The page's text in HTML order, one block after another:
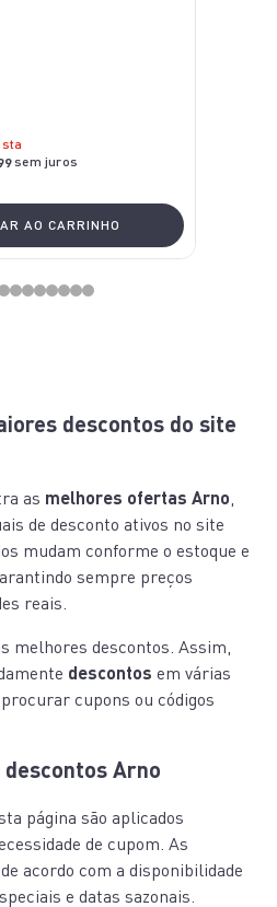
sem juros
AO CARRINHO
descontos do site
as melhores ofertas Arno,
de desconto ativos no site
mudam conforme o estoque e
sempre preços
reais.
melhores descontos. Assim,
descontos em várias
cupons ou códigos
Arno
página são aplicados
de cupom. As
acordo com a disponibilidade
e datas sazonais.